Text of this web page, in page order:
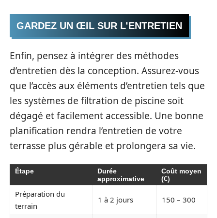
GARDEZ UN ŒIL SUR L’ENTRETIEN
Enfin, pensez à intégrer des méthodes
d’entretien dès la conception. Assurez-vous
que l’accès aux éléments d’entretien tels que
les systèmes de filtration de piscine soit
dégagé et facilement accessible. Une bonne
planification rendra l’entretien de votre
terrasse plus gérable et prolongera sa vie.
Étape
Durée
approximative
Coût moyen
(€)
Préparation du
terrain
1 à 2 jours 150 – 300